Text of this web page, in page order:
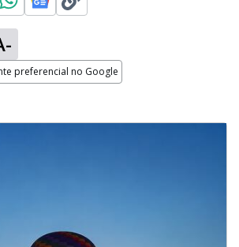
preferencial no Google